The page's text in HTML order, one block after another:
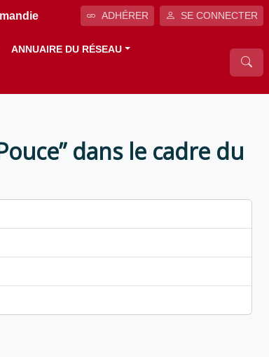
ADHÉRER SE CONNECTER
ANNUAIRE DU RÉSEAU
dans le cadre du